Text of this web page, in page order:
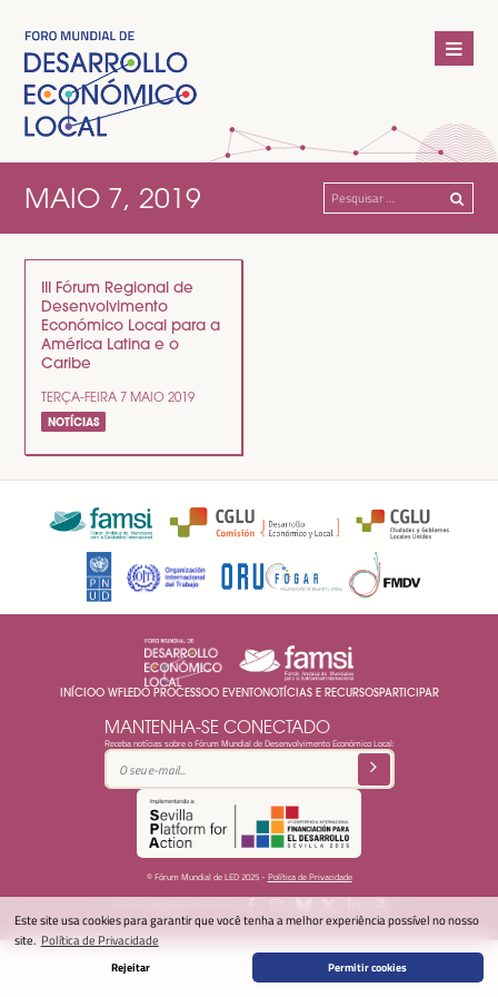
Este site usa cookies para garantir que você tenha a melhor experiência possível no nosso
site. Política de Privacidade
Rejeitar Permitir cookies
MAIO 7, 2019
Pesquisar
por:
III Fórum Regional de
Desenvolvimento
Económico Local para a
América Latina e o
Caribe
TERÇA-FEIRA 7 MAIO 2019
NOTÍCIAS
INÍCIOO WFLEDO PROCESSOO EVENTONOTÍCIAS E RECURSOSPARTICIPAR
MANTENHA-SE CONECTADO
Receba notícias sobre o Fórum Mundial de Desenvolvimento Económico Local:
© Fórum Mundial de LED 2025 - Política de Privacidade